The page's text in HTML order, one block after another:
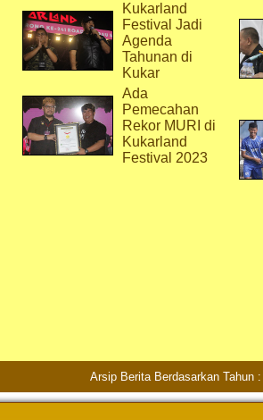
Kukarland
Festival Jadi
Agenda
Tahunan di
Kukar
Ada
Pemecahan
Rekor MURI di
Kukarland
Festival 2023
Arsip Berita Berdasarkan Tahun :